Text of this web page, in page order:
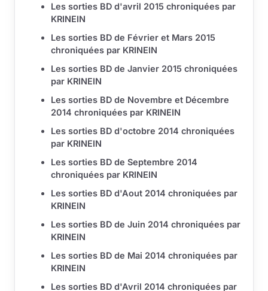
Les sorties BD d'avril 2015 chroniquées par
KRINEIN
Les sorties BD de Février et Mars 2015
chroniquées par KRINEIN
Les sorties BD de Janvier 2015 chroniquées
par KRINEIN
Les sorties BD de Novembre et Décembre
2014 chroniquées par KRINEIN
Les sorties BD d'octobre 2014 chroniquées
par KRINEIN
Les sorties BD de Septembre 2014
chroniquées par KRINEIN
Les sorties BD d'Aout 2014 chroniquées par
KRINEIN
Les sorties BD de Juin 2014 chroniquées par
KRINEIN
Les sorties BD de Mai 2014 chroniquées par
KRINEIN
Les sorties BD d'Avril 2014 chroniquées par